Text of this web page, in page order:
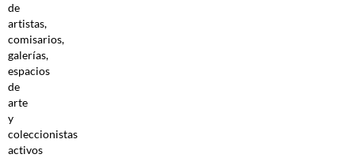
de
artistas,
comisarios,
galerías,
espacios
de
arte
y
coleccionistas
activos